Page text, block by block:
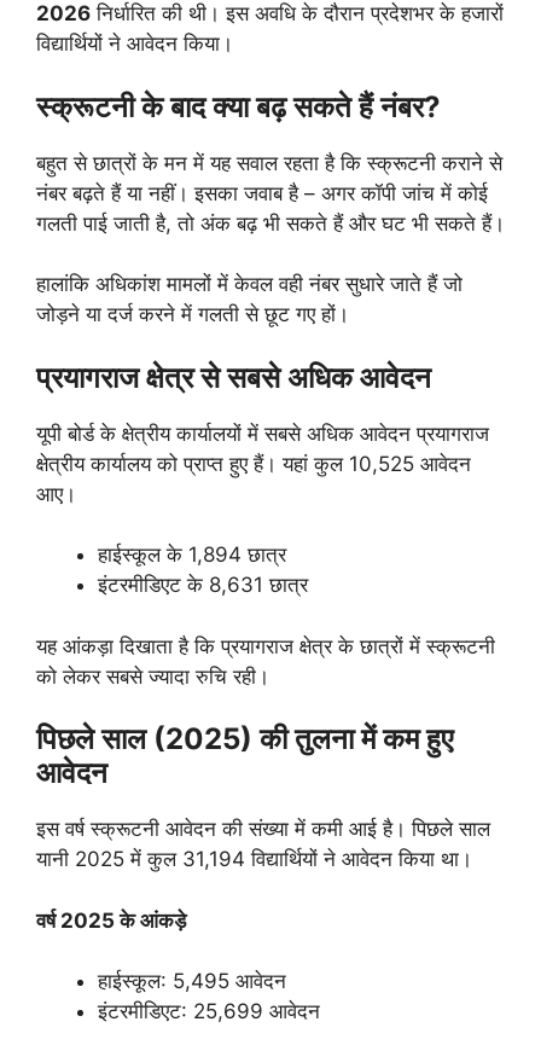
2026 निर्धारित की थी। इस अवधि के दौरान प्रदेशभर के हजारों
विद्यार्थियों ने आवेदन किया।
स्क्रूटनी के बाद क्या बढ़ सकते हैं नंबर?
बहुत से छात्रों के मन में यह सवाल रहता है कि स्क्रूटनी कराने से
नंबर बढ़ते हैं या नहीं। इसका जवाब है – अगर कॉपी जांच में कोई
गलती पाई जाती है, तो अंक बढ़ भी सकते हैं और घट भी सकते हैं।
हालांकि अधिकांश मामलों में केवल वही नंबर सुधारे जाते हैं जो
जोड़ने या दर्ज करने में गलती से छूट गए हों।
प्रयागराज क्षेत्र से सबसे अधिक आवेदन
यूपी बोर्ड के क्षेत्रीय कार्यालयों में सबसे अधिक आवेदन प्रयागराज
क्षेत्रीय कार्यालय को प्राप्त हुए हैं। यहां कुल 10,525 आवेदन
आए।
हाईस्कूल के 1,894 छात्र
इंटरमीडिएट के 8,631 छात्र
यह आंकड़ा दिखाता है कि प्रयागराज क्षेत्र के छात्रों में स्क्रूटनी
को लेकर सबसे ज्यादा रुचि रही।
पिछले साल (2025) की तुलना में कम हुए
आवेदन
इस वर्ष स्क्रूटनी आवेदन की संख्या में कमी आई है। पिछले साल
यानी 2025 में कुल 31,194 विद्यार्थियों ने आवेदन किया था।
वर्ष 2025 के आंकड़े
हाईस्कूल: 5,495 आवेदन
इंटरमीडिएट: 25,699 आवेदन